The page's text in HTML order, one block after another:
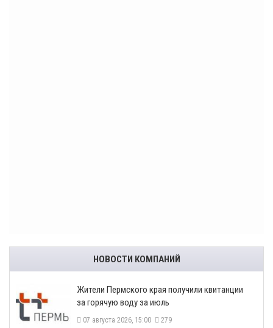
НОВОСТИ КОМПАНИЙ
​Жители Пермского края получили квитанции
за горячую воду за июль
07 августа 2026, 15:00 279